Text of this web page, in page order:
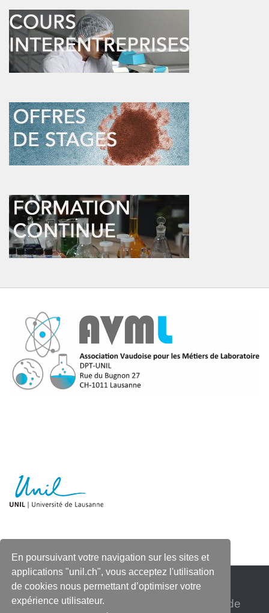
En poursuivant votre navigation sur les sites et
applications "unil.ch", vous acceptez l'utilisation
de cookies nous permettant d’optimiser votre
expérience utilisateur.
Association vaudoise pour les métiers de